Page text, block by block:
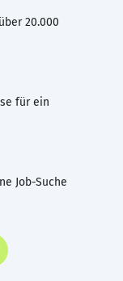
20.000
für ein
Job-Suche